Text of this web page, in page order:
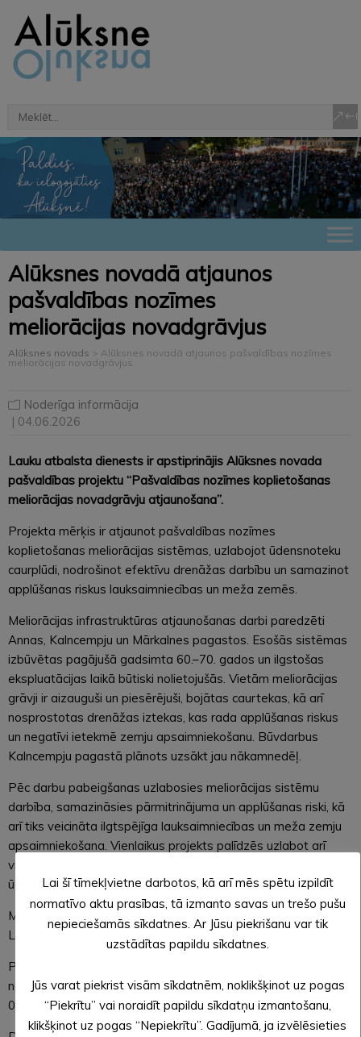
Alūksnes novadā atjaunos
pašvaldības nozīmes
meliorācijas novadgrāvjus
Alūksnes novads > Alūksnes novadā atjaunos pašvaldības nozīmes
meliorācijas novadgrāvjus
Noderīga informācija
| 04.06.2026
Lauku atbalsta dienests ir apstiprinājis Alūksnes novada
pašvaldības projektu “Pašvaldības nozīmes koplietošanas
meliorācijas novadgrāvju atjaunošana”.
Projekta mērķis ir atjaunot pašvaldības nozīmes
koplietošanas meliorācijas sistēmas, uzlabojot ūdensnoteku
caurplūdi, nodrošinot efektīvu drenāžas darbību un samazinot
applūšanas riskus lauksaimniecības un meža zemēs.
Meliorācijas infrastruktūras atjaunošanas darbi paredzēti
Annas, Kalncempju un Mārkalnes pagastos. Esošās sistēmas
izbūvētas pagājušā gadsimta 60.–70. gados un ilgstošas
ekspluatācijas laikā būtiski nolietojušās. Vietām meliorācijas
grāvji ir aizauguši un piesērējuši, bojātas caurtekas, kā arī
nosprostotas drenāžas iztekas, kas rada applūšanas riskus
un negatīvi ietekmē zemju apsaimniekošanu. Būvdarbus
Kalncempju pagastā plānots uzsākt jau nākamnedēļ.
Pēc darbu pabeigšanas uzlabosies meliorācijas sistēmu
darbība, samazināsies pārmitrinājuma un applūšanas riski, kā
arī tiks veicināta ilgtspējīga lauksaimniecības un meža zemju
apsaimniekošana. Vienlaikus projekts palīdzēs uzlabot arī
vides kvalitāti, mazinot piesārņojuma nonākšanu
ūdensobjektos.
Meliorācijas sistēmu atjaunošanai piesaistīts Eiropas
Lauksaimniecības fonda lauku attīstībai finansējums.
Projekta īstenošanas termiņš plānots līdz 2026. gada 9.
novembrim. Projekta kopējās attiecināmās izmaksas ir 300
000 eiro, no kuriem publiskais finansējums veido 270 000 eiro.
Lai šī tīmekļvietne darbotos, kā arī mēs spētu izpildīt
normatīvo aktu prasības, tā izmanto savas un trešo pušu
nepieciešamās sīkdatnes. Ar Jūsu piekrišanu var tik
uzstādītas papildu sīkdatnes.
Jūs varat piekrist visām sīkdatnēm, noklikšķinot uz pogas
“Piekrītu” vai noraidīt papildu sīkdatņu izmantošanu,
klikšķinot uz pogas “Nepiekrītu”. Gadījumā, ja izvēlēsieties